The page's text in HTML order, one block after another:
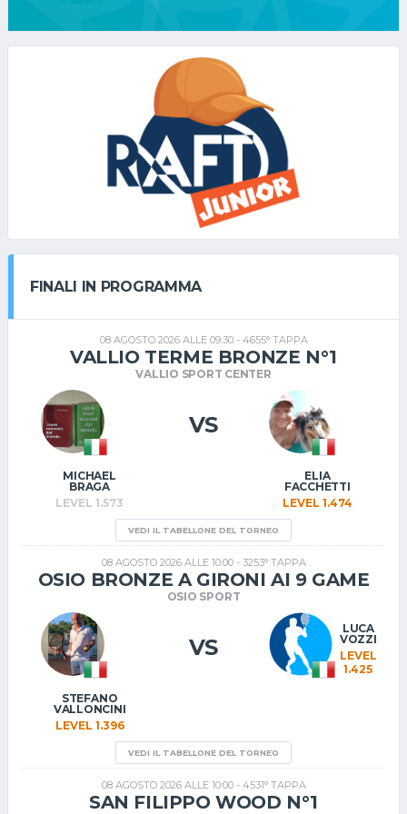
FINALI IN PROGRAMMA
08 AGOSTO 2026 ALLE 09:30 - 4655° TAPPA
VALLIO TERME BRONZE N°1
VALLIO SPORT CENTER
MICHAEL
BRAGA
LEVEL 1.573
VS
ELIA
FACCHETTI
LEVEL 1.474
VEDI IL TABELLONE DEL TORNEO
08 AGOSTO 2026 ALLE 10:00 - 3253° TAPPA
OSIO BRONZE A GIRONI AI 9 GAME
OSIO SPORT
STEFANO
VALLONCINI
LEVEL 1.396
VS
LUCA
VOZZI
LEVEL
1.425
VEDI IL TABELLONE DEL TORNEO
08 AGOSTO 2026 ALLE 10:00 - 4531° TAPPA
SAN FILIPPO WOOD N°1